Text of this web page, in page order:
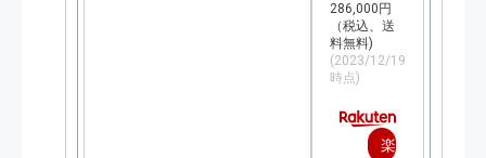
286,000円
（税込、送
料無料)
(2023/12/19
時点)
楽